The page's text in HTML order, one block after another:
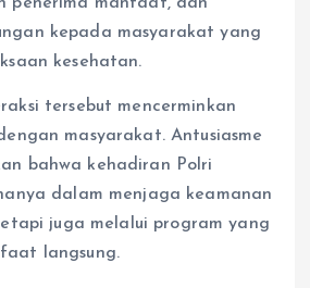
kepada masyarakat yang
kesehatan.
tersebut mencerminkan
masyarakat. Antusiasme
bahwa kehadiran Polri
dalam menjaga keamanan
juga melalui program yang
langsung.